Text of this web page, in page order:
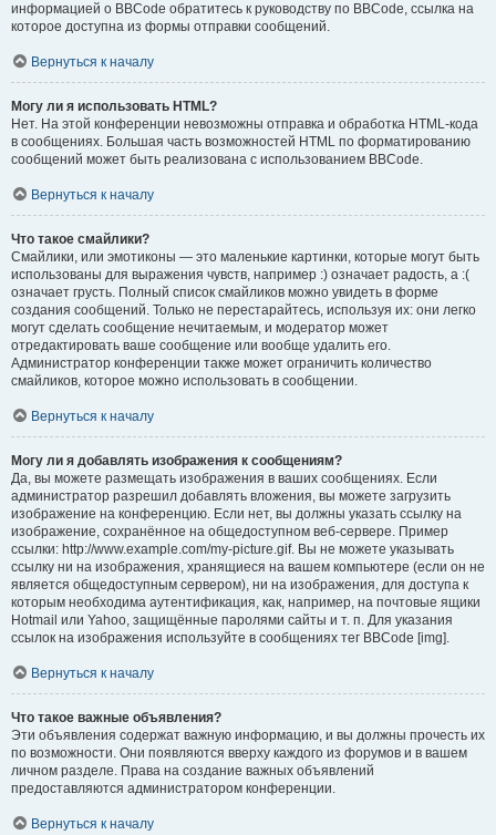
информацией о BBCode обратитесь к руководству по BBCode, ссылка на
которое доступна из формы отправки сообщений.
Вернуться к началу
Могу ли я использовать HTML?
Нет. На этой конференции невозможны отправка и обработка HTML-кода
в сообщениях. Большая часть возможностей HTML по форматированию
сообщений может быть реализована с использованием BBCode.
Вернуться к началу
Что такое смайлики?
Смайлики, или эмотиконы — это маленькие картинки, которые могут быть
использованы для выражения чувств, например :) означает радость, а :(
означает грусть. Полный список смайликов можно увидеть в форме
создания сообщений. Только не перестарайтесь, используя их: они легко
могут сделать сообщение нечитаемым, и модератор может
отредактировать ваше сообщение или вообще удалить его.
Администратор конференции также может ограничить количество
смайликов, которое можно использовать в сообщении.
Вернуться к началу
Могу ли я добавлять изображения к сообщениям?
Да, вы можете размещать изображения в ваших сообщениях. Если
администратор разрешил добавлять вложения, вы можете загрузить
изображение на конференцию. Если нет, вы должны указать ссылку на
изображение, сохранённое на общедоступном веб-сервере. Пример
ссылки: http://www.example.com/my-picture.gif. Вы не можете указывать
ссылку ни на изображения, хранящиеся на вашем компьютере (если он не
является общедоступным сервером), ни на изображения, для доступа к
которым необходима аутентификация, как, например, на почтовые ящики
Hotmail или Yahoo, защищённые паролями сайты и т. п. Для указания
ссылок на изображения используйте в сообщениях тег BBCode [img].
Вернуться к началу
Что такое важные объявления?
Эти объявления содержат важную информацию, и вы должны прочесть их
по возможности. Они появляются вверху каждого из форумов и в вашем
личном разделе. Права на создание важных объявлений
предоставляются администратором конференции.
Вернуться к началу